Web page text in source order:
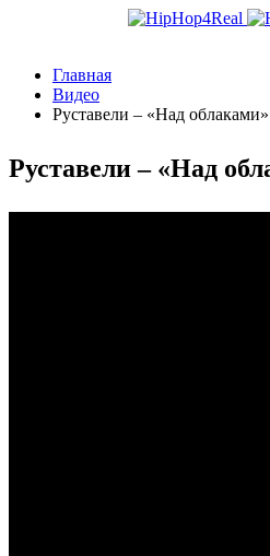
Главная
Видео
Руставели – «Над облаками»
Руставели – «Над